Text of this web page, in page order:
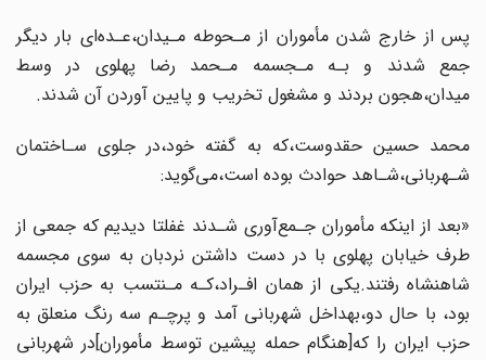
پس از خارج شدن مأموران از مـحوطه مـیدان،عـده‌ای بار دیگر
جمع شدند و بـه مـجسمه‌ مـحمد رضا پهلوی در وسط
میدان،هجون بردند و مشغول تخریب و پایین آوردن‌ آن‌ شدند.
محمد حسین حقدوست،که به گفته خود،در جلوی سـاختمان
شـهربانی،شـاهد حوادث‌ بوده است،می‌گوید:
«بعد از اینکه مأموران جـمع‌آوری شـدند غفلتا دیدیم که جمعی از
طرف خیابان‌ پهلوی‌ با در‌ دست‌ داشتن نردبان به سوی مجسمه
شاهنشاه رفتند.یکی از همان افـراد،کـه مـنتسب به حزب ایران‌
بود، با حال دو،بهداخل شهربانی آمد و پرچـم سه رنگ منعلق‌ به‌
حزب‌ ایران را که‌[هنگام حمله پیشین‌ توسط مأموران‌]در شهربانی